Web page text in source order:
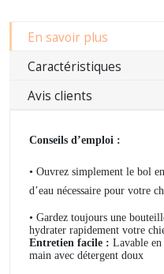
En savoir plus
Caractéristiques
Avis clients
Conseils d’emploi :
• Ouvrez simplement le bol
d’eau nécessaire pour votre
• Gardez toujours une
hydrater rapidement votre
Entretien facile : Lavable
main avec détergent doux